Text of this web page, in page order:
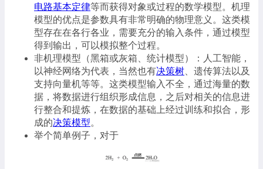
电路基本定律等而获得对象或过程的数学模型。机理
模型的优点是参数具有非常明确的物理意义。这类模
型存在在各行各业，需要充分的输入条件，通过模型
得到输出，可以模拟整个过程。
非机理模型（黑箱或灰箱、统计模型）：人工智能，
以神经网络为代表，当然也有决策树 、遗传算法以及
支持向量机等等。这类模型输入不全，通过海量的数
据，将数据进行组织形成信息，之后对相关的信息进
行整合和提炼，在数据的基础上经过训练和拟合，形
成的决策模型。
举个简单例子，对于